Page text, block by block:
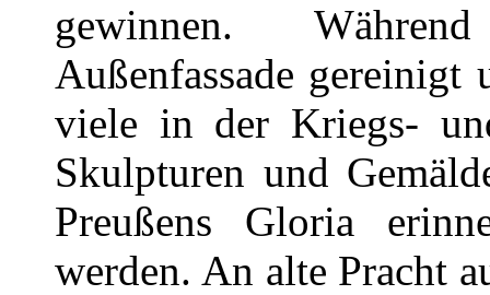
gewinnen.
Außenfassade gereinigt
viele in der Kriegs-
Skulpturen und
Preußens Gloria
werden. An alte Pracht